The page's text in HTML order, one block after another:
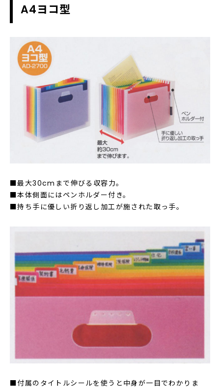
A4ヨコ型
■最大30cmまで伸びる収容力。
■本体側面にはペンホルダー付き。
■持ち手に優しい折り返し加工が施された取っ手。
■付属のタイトルシールを使うと中身が一目でわかりま